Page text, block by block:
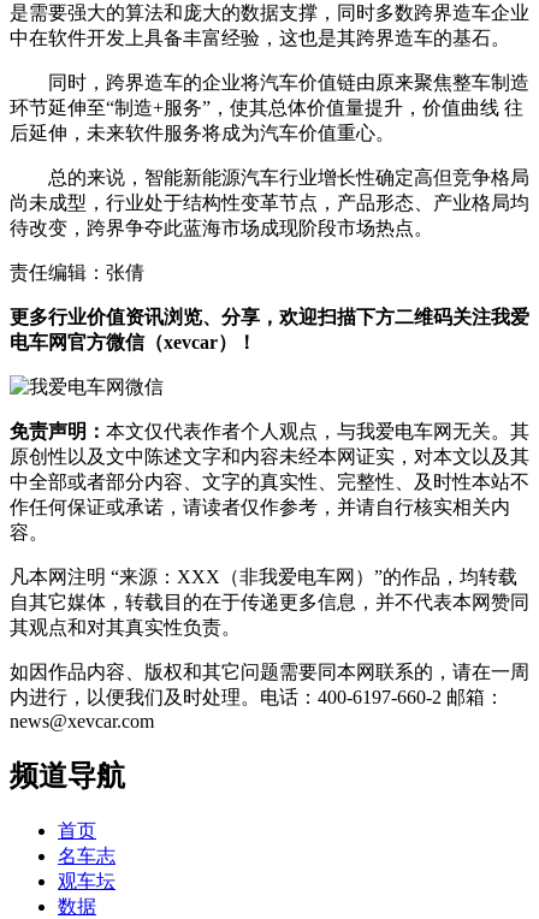
是需要强大的算法和庞大的数据支撑，同时多数跨界造车企业
中在软件开发上具备丰富经验，这也是其跨界造车的基石。
同时，跨界造车的企业将汽车价值链由原来聚焦整车制造
环节延伸至“制造+服务”，使其总体价值量提升，价值曲线 往
后延伸，未来软件服务将成为汽车价值重心。
总的来说，智能新能源汽车行业增长性确定高但竞争格局
尚未成型，行业处于结构性变革节点，产品形态、产业格局均
待改变，跨界争夺此蓝海市场成现阶段市场热点。
责任编辑：张倩
更多行业价值资讯浏览、分享，欢迎扫描下方二维码关注我爱
电车网官方微信（xevcar）！
免责声明： 本文仅代表作者个人观点，与我爱电车网无关。其
原创性以及文中陈述文字和内容未经本网证实，对本文以及其
中全部或者部分内容、文字的真实性、完整性、及时性本站不
作任何保证或承诺，请读者仅作参考，并请自行核实相关内
容。
凡本网注明 “来源：XXX（非我爱电车网）”的作品，均转载
自其它媒体，转载目的在于传递更多信息，并不代表本网赞同
其观点和对其真实性负责。
如因作品内容、版权和其它问题需要同本网联系的，请在一周
内进行，以便我们及时处理。电话：400-6197-660-2 邮箱：
news@xevcar.com
频道导航
首页
名车志
观车坛
数据